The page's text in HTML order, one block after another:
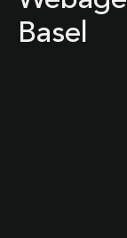
Basel